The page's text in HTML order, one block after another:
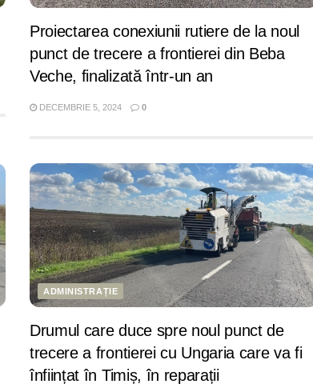
Proiectarea conexiunii rutiere de la noul
punct de trecere a frontierei din Beba
Veche, finalizată într-un an
DECEMBRIE 5, 2024 0
ADMINISTRAȚIE
Drumul care duce spre noul punct de
trecere a frontierei cu Ungaria care va fi
înființat în Timiș, în reparații